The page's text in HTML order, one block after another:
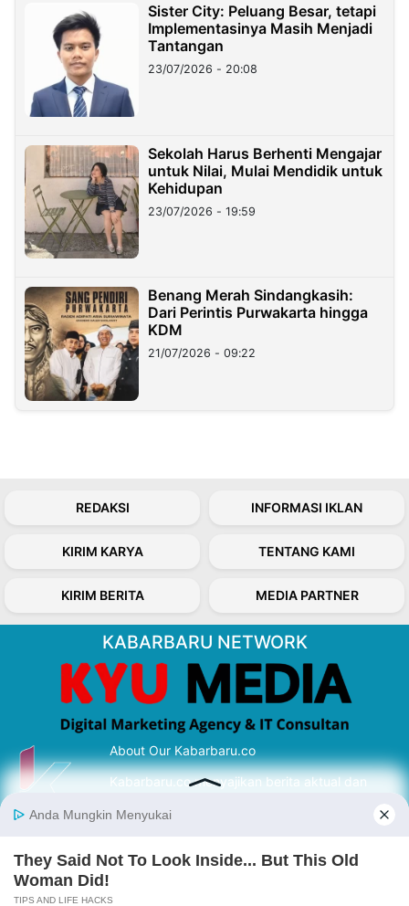
Sister City: Peluang Besar, tetapi
Implementasinya Masih Menjadi
Tantangan
23/07/2026 - 20:08
Sekolah Harus Berhenti Mengajar
untuk Nilai, Mulai Mendidik untuk
Kehidupan
23/07/2026 - 19:59
Benang Merah Sindangkasih:
Dari Perintis Purwakarta hingga
KDM
21/07/2026 - 09:22
REDAKSI INFORMASI IKLAN
KIRIM KARYA TENTANG KAMI
KIRIM BERITA MEDIA PARTNER
KABARBARU NETWORK
About Our Kabarbaru.co
Kabarbaru.co menyajikan berita aktual dan
serta terverifikasi dari sumber yang tepat.
Follow Kabarbaru